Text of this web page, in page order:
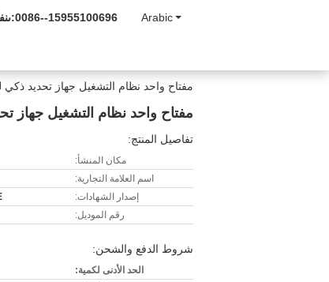
Arabic
0086--15955100696
مفتاح واحد نظام التشغيل جهاز تحديد ذكي
مفتاح واحد نظام التشغيل جهاز
تفاصيل المنتج:
مكان المنشأ:
اسم العلامة التجارية:
إصدار الشهادات:
رقم الموديل:
شروط الدفع والشحن:
الحد الأدنى لكمية: